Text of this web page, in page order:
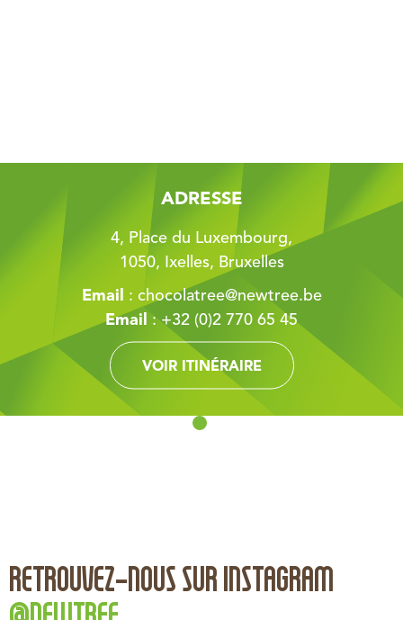
ADRESSE
4, Place du Luxembourg,
1050, Ixelles, Bruxelles
Email : chocolatree@newtree.be
Email
: +32 (0)2 770 65 45
VOIR ITINÉRAIRE
RETROUVEZ-NOUS SUR INSTAGRAM